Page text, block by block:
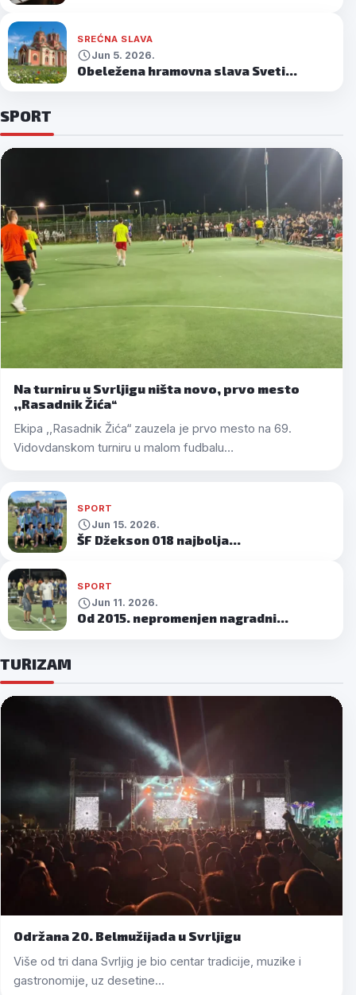
SREĆNA SLAVA
Jun 5. 2026.
Obeležena hramovna slava Sveti…
SPORT
27.
Na turniru u Svrljigu ništa novo, prvo mesto
,,Rasadnik Žića“
Ekipa ,,Rasadnik Žića“ zauzela je prvo mesto na 69.
Vidovdanskom turniru u malom fudbalu…
SPORT
Jun 15. 2026.
ŠF Džekson 018 najbolja…
SPORT
Jun 11. 2026.
Od 2015. nepromenjen nagradni…
TURIZAM
4.
Održana 20. Belmužijada u Svrljigu
Više od tri dana Svrljig je bio centar tradicije, muzike i
gastronomije, uz desetine…